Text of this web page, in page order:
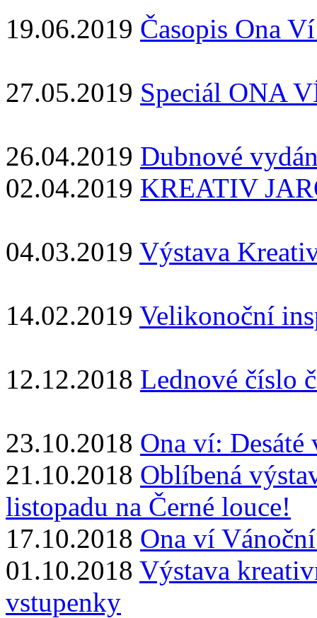
19.06.2019 Časopis Ona
27.05.2019 Speciál ONA
26.04.2019 Dubnové
02.04.2019 KREATIV
04.03.2019 Výstava
14.02.2019 Velikonoční
12.12.2018 Lednové číslo
23.10.2018 Ona ví: Desáté
21.10.2018 Oblíbená
listopadu na Černé louce!
17.10.2018 Ona ví
01.10.2018 Výstava
vstupenky